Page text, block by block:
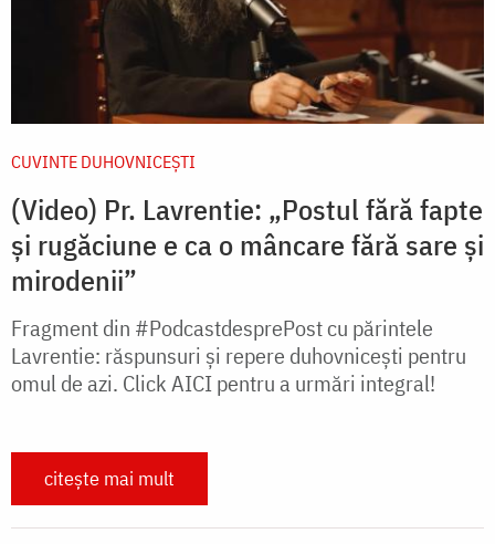
CUVINTE DUHOVNICEȘTI
(Video) Pr. Lavrentie: „Postul fără fapte
și rugăciune e ca o mâncare fără sare și
mirodenii”
Fragment din #PodcastdesprePost cu părintele
Lavrentie: răspunsuri și repere duhovnicești pentru
omul de azi. Click AICI pentru a urmări integral!
citește mai mult